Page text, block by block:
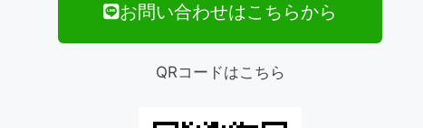
お問い合わせはこちらから
QRコードはこちら